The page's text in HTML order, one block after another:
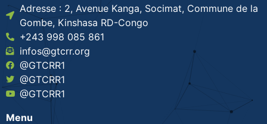
Adresse : 2, Avenue Kanga, Socimat, Commune de la
Gombe, Kinshasa RD-Congo
+243 998 085 861
infos@gtcrr.org
@GTCRR1
@GTCRR1
@GTCRR1
Menu